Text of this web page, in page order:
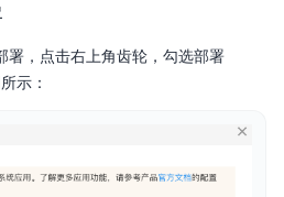
署，点击右上角齿轮，勾选部署
示：